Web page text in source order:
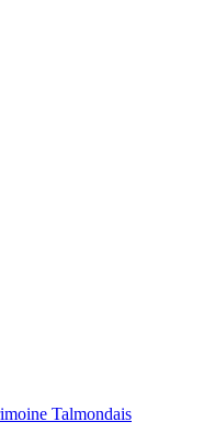
Talmondais